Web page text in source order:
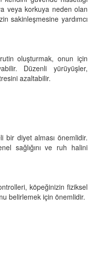
veya korkuya neden olan
sakinleşmesine yardımcı
oluşturmak, onun için
Düzenli yürüyüşler,
azaltabilir.
bir diyet alması önemlidir.
sağlığını ve ruh halini
köpeğinizin fiziksel
belirlemek için önemlidir.